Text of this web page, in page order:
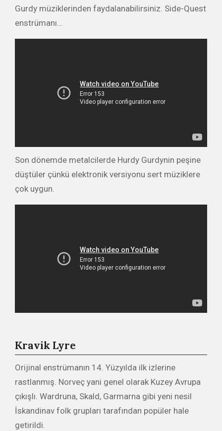
Gurdy müziklerinden faydalanabilirsiniz. Side-Quest
enstrümanı…
Son dönemde metalcilerde Hurdy Gurdynin peşine
düştüler çünkü elektronik versiyonu sert müziklere
çok uygun.
Kravik Lyre
Orijinal enstrümanın 14. Yüzyılda ilk izlerine
rastlanmış. Norveç yani genel olarak Kuzey Avrupa
çıkışlı. Wardruna, Skald, Garmarna gibi yeni nesil
İskandinav folk grupları tarafından popüler hale
getirildi.